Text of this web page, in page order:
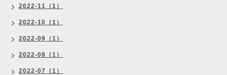
2022-11（1）
2022-10（1）
2022-09（1）
2022-08（1）
2022-07（1）